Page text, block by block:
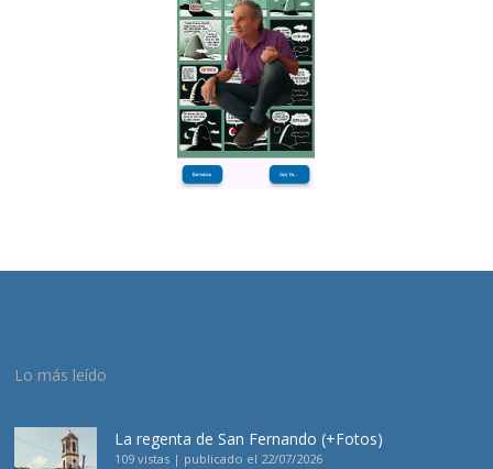
Lo más leído
La regenta de San Fernando (+Fotos)
109 vistas | publicado el 22/07/2026